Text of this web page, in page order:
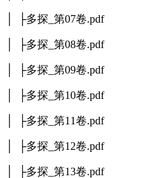
│ ├多探_第07卷.pdf
│ ├多探_第08卷.pdf
│ ├多探_第09卷.pdf
│ ├多探_第10卷.pdf
│ ├多探_第11卷.pdf
│ ├多探_第12卷.pdf
│ ├多探_第13卷.pdf